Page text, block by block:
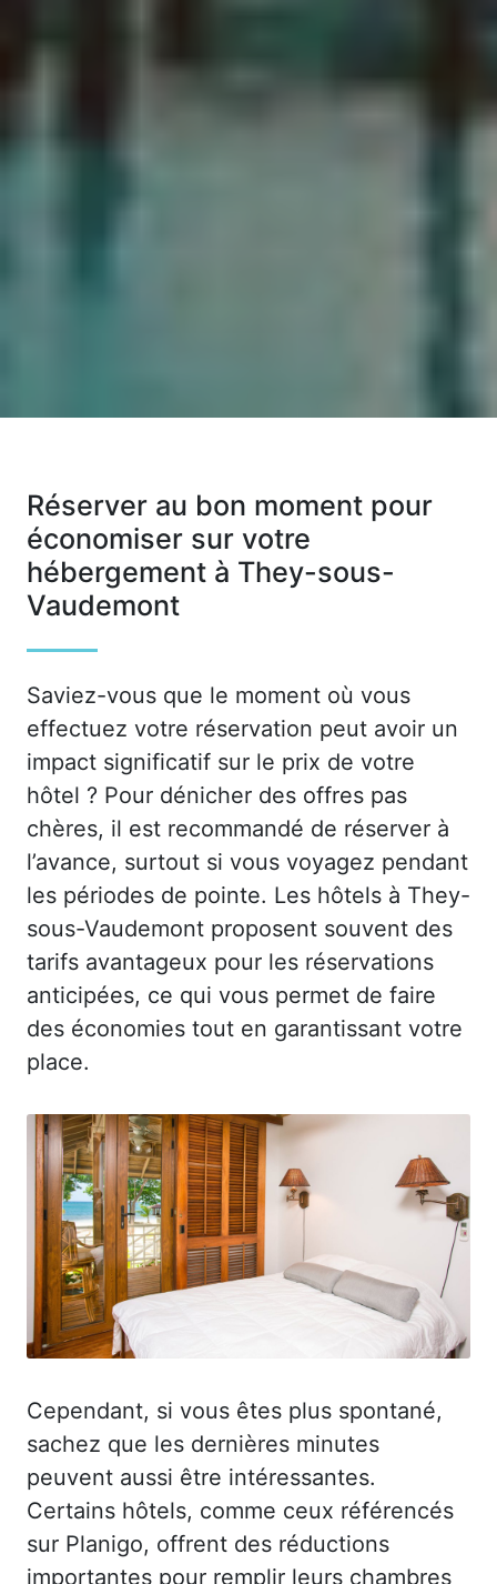
Réserver au bon moment pour
économiser sur votre
hébergement à They-sous-
Vaudemont
Saviez-vous que le moment où vous
effectuez votre réservation peut avoir un
impact significatif sur le prix de votre
hôtel ? Pour dénicher des offres pas
chères, il est recommandé de réserver à
l’avance, surtout si vous voyagez pendant
les périodes de pointe. Les hôtels à They-
sous-Vaudemont proposent souvent des
tarifs avantageux pour les réservations
anticipées, ce qui vous permet de faire
des économies tout en garantissant votre
place.
Cependant, si vous êtes plus spontané,
sachez que les dernières minutes
peuvent aussi être intéressantes.
Certains hôtels, comme ceux référencés
sur Planigo, offrent des réductions
importantes pour remplir leurs chambres